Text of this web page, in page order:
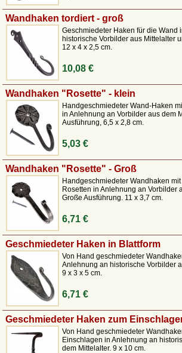
Wandhaken tordiert - groß
Geschmiedeter Haken für die Wand
historische Vorbilder aus Mittelalter
12 x 4 x 2,5 cm.
10,08 €
Wandhaken "Rosette" - klein
Handgeschmiedeter Wand-Haken
in Anlehnung an Vorbilder aus dem
Ausführung, 6,5 x 2,8 cm.
5,03 €
Wandhaken "Rosette" - Groß
Handgeschmiedeter Wandhaken
Rosetten in Anlehnung an Vorbilder
Große Ausführung. 11 x 3,7 cm.
6,71 €
Geschmiedeter Haken in Blattform
Von Hand geschmiedeter
Anlehnung an historische Vorbilder
9 x 3 x 5 cm.
6,71 €
Geschmiedeter Haken zum
Von Hand geschmiedeter
Einschlagen in Anlehnung an
dem Mittelalter. 9 x 10 cm.